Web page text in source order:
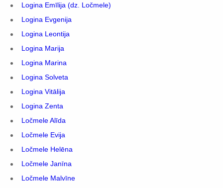
Logina Emīlija (dz. Ločmele)
Logina Evgenija
Logina Leontija
Logina Marija
Logina Marina
Logina Solveta
Logina Vitālija
Logina Zenta
Ločmele Alīda
Ločmele Evija
Ločmele Helēna
Ločmele Janīna
Ločmele Malvīne